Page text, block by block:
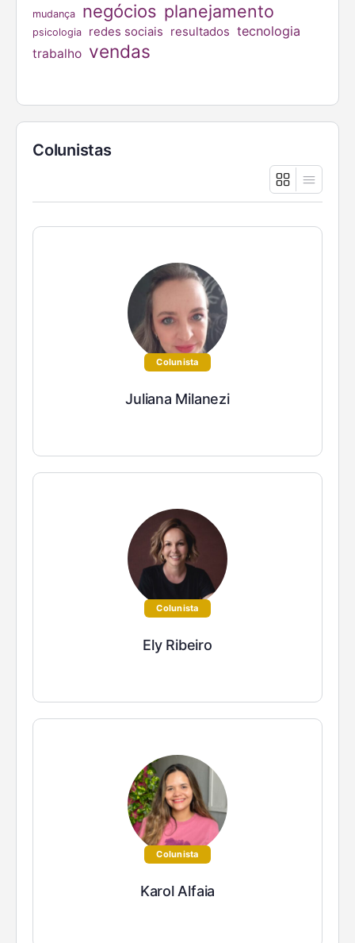
mudança negócios planejamento
psicologia redes sociais resultados tecnologia
trabalho vendas
Colunistas
Colunista
Juliana Milanezi
Colunista
Ely Ribeiro
Colunista
Karol Alfaia